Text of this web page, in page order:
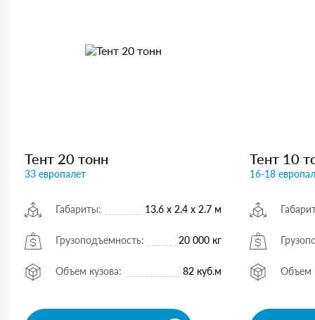
Тент 20 тонн
33 европалет
Габариты: 13.6 х 2.4 х 2.7 м
Грузоподъемность: 20 000 кг
Объем кузова: 82 куб.м
Тент 10
16-18
Объем